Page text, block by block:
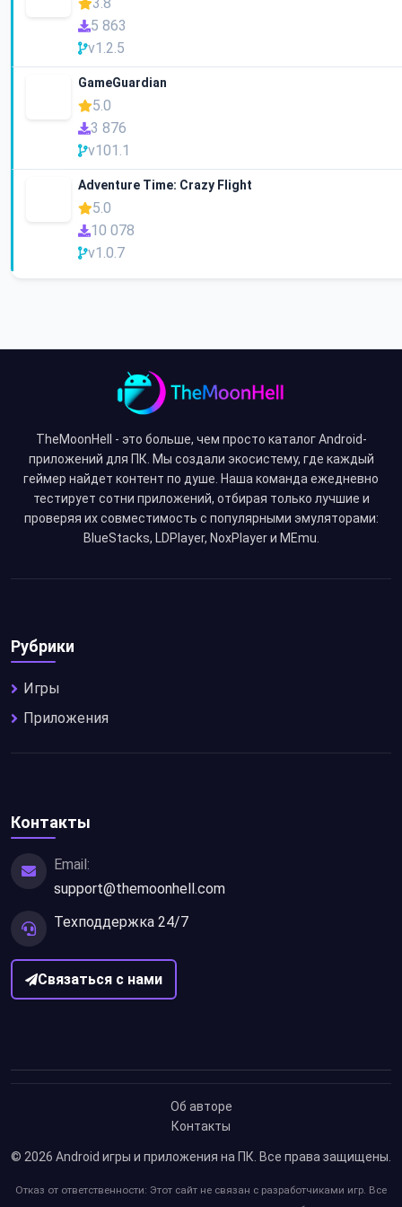
3.8
5 863
v1.2.5
GameGuardian
5.0
3 876
v101.1
Adventure Time: Crazy Flight
5.0
10 078
v1.0.7
TheMoonHell - это больше, чем просто каталог Android-
приложений для ПК. Мы создали экосистему, где каждый
геймер найдет контент по душе. Наша команда ежедневно
тестирует сотни приложений, отбирая только лучшие и
проверяя их совместимость с популярными эмуляторами:
BlueStacks, LDPlayer, NoxPlayer и MEmu.
Рубрики
Игры
Приложения
Контакты
Email:
support@themoonhell.com
Техподдержка 24/7
Связаться с нами
Об авторе
Контакты
© 2026 Android игры и приложения на ПК. Все права защищены.
Отказ от ответственности: Этот сайт не связан с разработчиками игр. Все